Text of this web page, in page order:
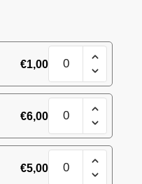
€1,00 kimp
kogus
€6,00 kimp
kogus
€5,00 kimp